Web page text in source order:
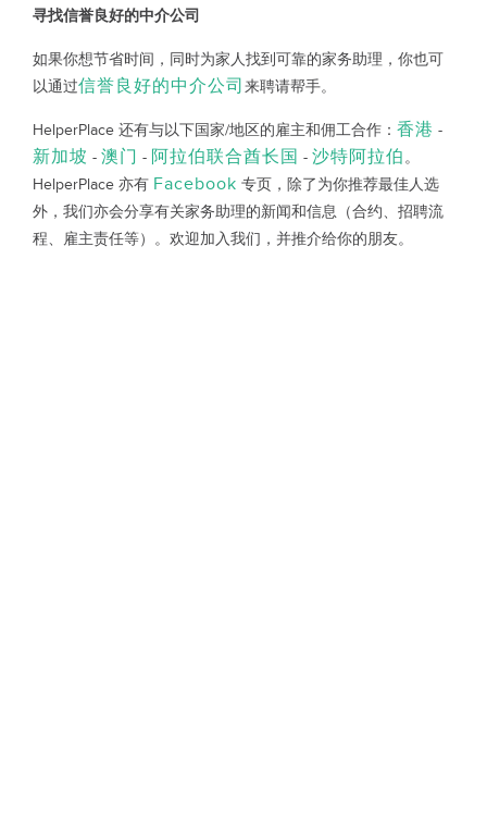
寻找信誉良好的中介公司
如果你想节省时间，同时为家人找到可靠的家务助理，你也可
以通过信誉良好的中介公司 来聘请帮手。
HelperPlace 还有与以下国家/地区的雇主和佣工合作： 香港 -
新加坡 - 澳门 - 阿拉伯联合酋长国 - 沙特阿拉伯。
HelperPlace 亦有 Facebook 专页，除了为你推荐最佳人选
外，我们亦会分享有关家务助理的新闻和信息（合约、招聘流
程、雇主责任等）。欢迎加入我们，并推介给你的朋友。